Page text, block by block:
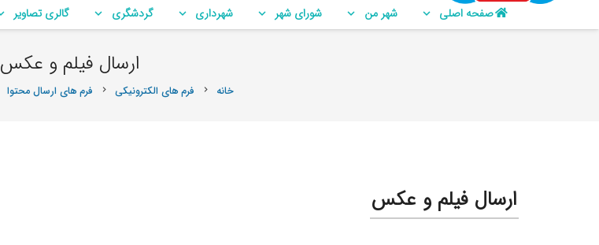
صفحه اصلی شهر من شورای شهر شهرداری گردشگری گالری تصاویر
ارسال فیلم و عکس
خانه chevron_right فرم های الکترونیکی chevron_right فرم های ارسال محتوا
ارسال فیلم و عکس